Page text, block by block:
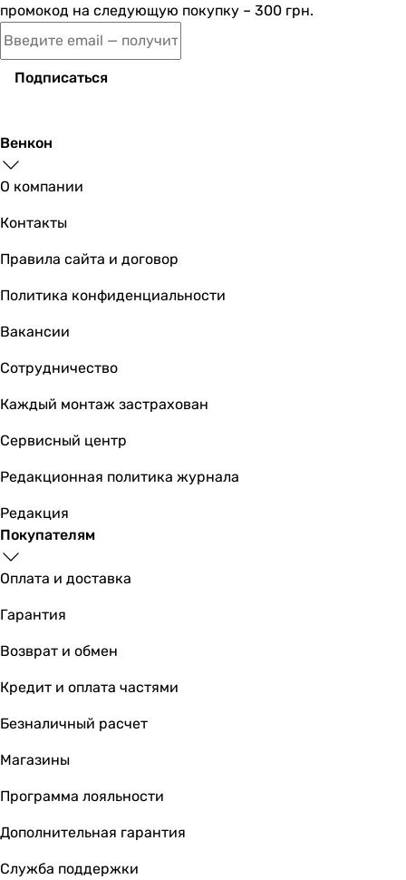
промокод на следующую покупку – 300 грн.
Подписаться
Венкон
О компании
Контакты
Правила сайта и договор
Политика конфиденциальности
Вакансии
Сотрудничество
Каждый монтаж застрахован
Сервисный центр
Редакционная политика журнала
Редакция
Покупателям
Оплата и доставка
Гарантия
Возврат и обмен
Кредит и оплата частями
Безналичный расчет
Магазины
Программа лояльности
Дополнительная гарантия
Служба поддержки